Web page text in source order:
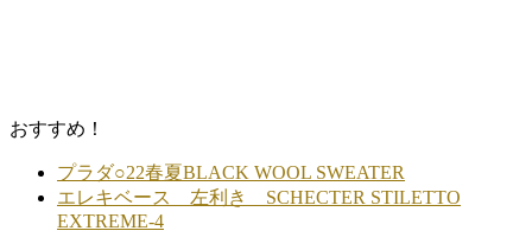
おすすめ！
プラダ○22春夏BLACK WOOL SWEATER
エレキベース 左利き SCHECTER STILETTO
EXTREME-4